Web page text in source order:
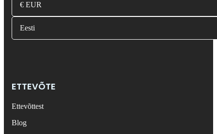
€ EUR
Eesti
ETTEVÕTE
Ettevõttest
Blog